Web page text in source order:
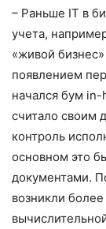
– Раньше IT в
учета,
«живой
появлением
начался бум in-
считало своим
контроль
основном это
документами.
возникли